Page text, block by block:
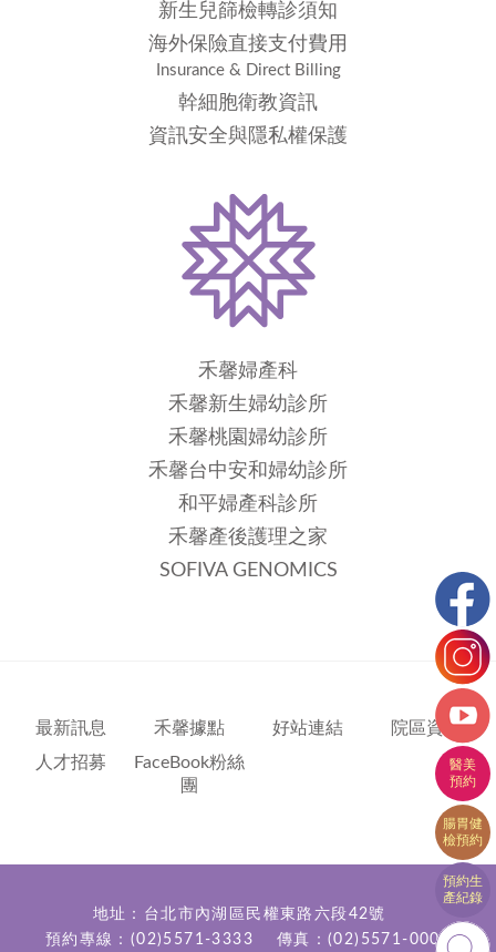
新生兒篩檢轉診須知
海外保險直接支付費用
Insurance & Direct Billing
幹細胞衛教資訊
資訊安全與隱私權保護
禾馨婦產科
禾馨新生婦幼診所
禾馨桃園婦幼診所
禾馨台中安和婦幼診所
和平婦產科診所
禾馨產後護理之家
SOFIVA GENOMICS
最新訊息 禾馨據點 好站連結
院區資訊
人才招募
FaceBook粉絲
團
地址：台北市內湖區民權東路六段42號
預約專線： (02)5571-3333 傳真：(02)5571-0000